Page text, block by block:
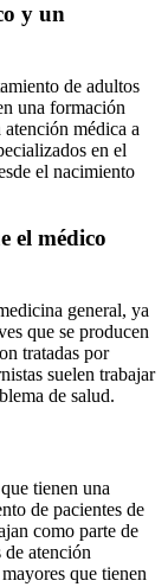
y un
de adultos
una formación
médica a
en el
el nacimiento
el médico
general, ya
que se producen
tratadas por
suelen trabajar
de salud.
tienen una
de pacientes de
como parte de
atención
que tienen